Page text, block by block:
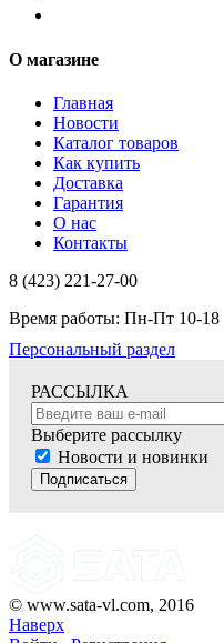
О магазине
Главная
Новости
Каталог товаров
Как купить
Доставка
Гарантия
О нас
Контакты
8 (423) 221-27-00
Время работы: Пн-Пт 10-18
Персональный раздел
РАССЫЛКА
Выберите рассылку
Новости и новинки
Подписаться
© www.sata-vl.com, 2016
Наверх